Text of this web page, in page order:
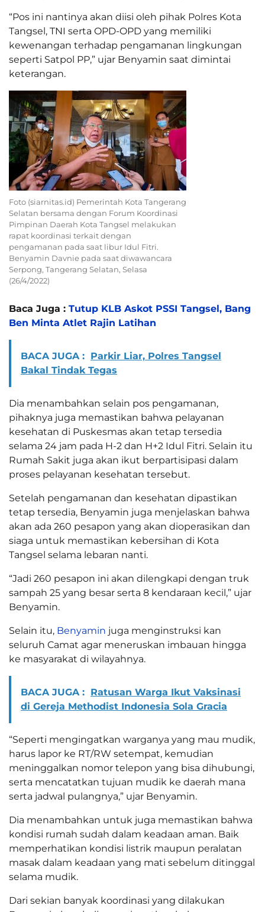
“Pos ini nantinya akan diisi oleh pihak Polres Kota
Tangsel, TNI serta OPD-OPD yang memiliki
kewenangan terhadap pengamanan lingkungan
seperti Satpol PP,” ujar Benyamin saat dimintai
keterangan.
Foto (siarnitas.id) Pemerintah Kota Tangerang
Selatan bersama dengan Forum Koordinasi
Pimpinan Daerah Kota Tangsel melakukan
rapat koordinasi terkait dengan
pengamanan pada saat libur Idul Fitri.
Benyamin Davnie pada saat diwawancara
Serpong, Tangerang Selatan, Selasa
(26/4/2022)
Baca Juga : Tutup KLB Askot PSSI Tangsel, Bang
Ben Minta Atlet Rajin Latihan
BACA JUGA : Parkir Liar, Polres Tangsel
Bakal Tindak Tegas
Dia menambahkan selain pos pengamanan,
pihaknya juga memastikan bahwa pelayanan
kesehatan di Puskesmas akan tetap tersedia
selama 24 jam pada H-2 dan H+2 Idul Fitri. Selain itu
Rumah Sakit juga akan ikut berpartisipasi dalam
proses pelayanan kesehatan tersebut.
Setelah pengamanan dan kesehatan dipastikan
tetap tersedia, Benyamin juga menjelaskan bahwa
akan ada 260 pesapon yang akan dioperasikan dan
siaga untuk memastikan kebersihan di Kota
Tangsel selama lebaran nanti.
“Jadi 260 pesapon ini akan dilengkapi dengan truk
sampah 25 yang besar serta 8 kendaraan kecil,” ujar
Benyamin.
Selain itu, Benyamin juga menginstruksi kan
seluruh Camat agar meneruskan imbauan hingga
ke masyarakat di wilayahnya.
BACA JUGA : Ratusan Warga Ikut Vaksinasi
di Gereja Methodist Indonesia Sola Gracia
“Seperti mengingatkan warganya yang mau mudik,
harus lapor ke RT/RW setempat, kemudian
meninggalkan nomor telepon yang bisa dihubungi,
serta mencatatkan tujuan mudik ke daerah mana
serta jadwal pulangnya,” ujar Benyamin.
Dia menambahkan untuk juga memastikan bahwa
kondisi rumah sudah dalam keadaan aman. Baik
memperhatikan kondisi listrik maupun peralatan
masak dalam keadaan yang mati sebelum ditinggal
selama mudik.
Dari sekian banyak koordinasi yang dilakukan